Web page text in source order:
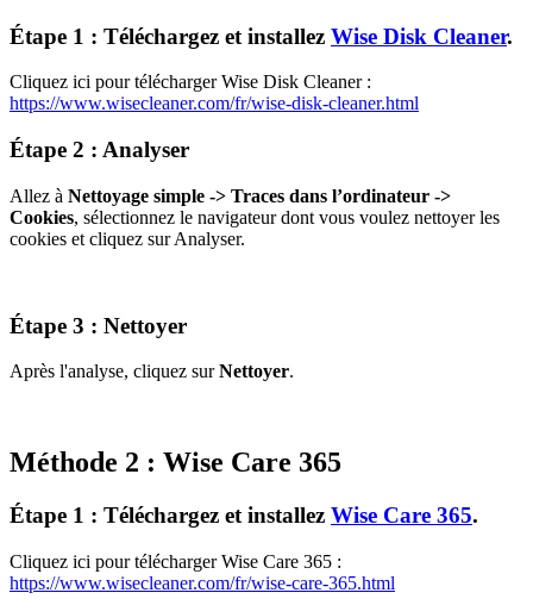
Étape 1 : Téléchargez et installez Wise Disk Cleaner.
Cliquez ici pour télécharger Wise Disk Cleaner :
https://www.wisecleaner.com/fr/wise-disk-cleaner.html
Étape 2 : Analyser
Allez à Nettoyage simple -> Traces dans l’ordinateur ->
Cookies, sélectionnez le navigateur dont vous voulez nettoyer les
cookies et cliquez sur Analyser.
Étape 3 : Nettoyer
Après l'analyse, cliquez surNettoyer.
Méthode 2 : Wise Care 365
Étape 1 : Téléchargez et installez Wise Care 365.
Cliquez ici pour télécharger Wise Care 365 :
https://www.wisecleaner.com/fr/wise-care-365.html